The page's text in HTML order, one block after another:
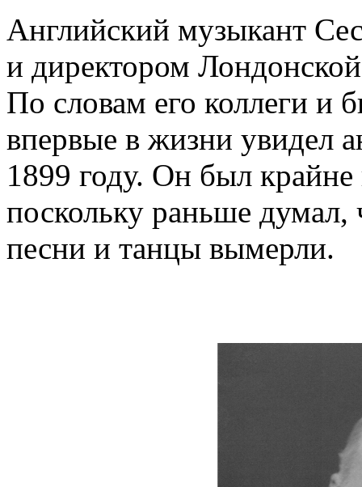
Английский музыкант
и директором
По словам его коллеги
впервые в жизни увидел
1899 году. Он был
поскольку раньше думал,
песни и танцы вымерли.